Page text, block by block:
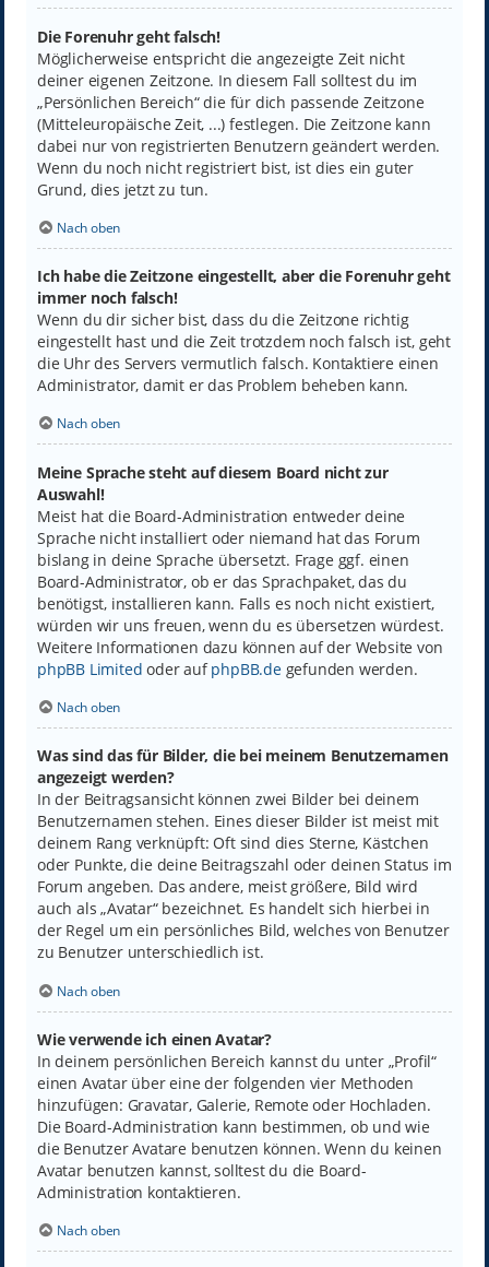
Die Forenuhr geht falsch!
Möglicherweise entspricht die angezeigte Zeit nicht
deiner eigenen Zeitzone. In diesem Fall solltest du im
„Persönlichen Bereich“ die für dich passende Zeitzone
(Mitteleuropäische Zeit, ...) festlegen. Die Zeitzone kann
dabei nur von registrierten Benutzern geändert werden.
Wenn du noch nicht registriert bist, ist dies ein guter
Grund, dies jetzt zu tun.
Nach oben
Ich habe die Zeitzone eingestellt, aber die Forenuhr geht
immer noch falsch!
Wenn du dir sicher bist, dass du die Zeitzone richtig
eingestellt hast und die Zeit trotzdem noch falsch ist, geht
die Uhr des Servers vermutlich falsch. Kontaktiere einen
Administrator, damit er das Problem beheben kann.
Nach oben
Meine Sprache steht auf diesem Board nicht zur
Auswahl!
Meist hat die Board-Administration entweder deine
Sprache nicht installiert oder niemand hat das Forum
bislang in deine Sprache übersetzt. Frage ggf. einen
Board-Administrator, ob er das Sprachpaket, das du
benötigst, installieren kann. Falls es noch nicht existiert,
würden wir uns freuen, wenn du es übersetzen würdest.
Weitere Informationen dazu können auf der Website von
phpBB Limited oder aufphpBB.degefunden werden.
Nach oben
Was sind das für Bilder, die bei meinem Benutzernamen
angezeigt werden?
In der Beitragsansicht können zwei Bilder bei deinem
Benutzernamen stehen. Eines dieser Bilder ist meist mit
deinem Rang verknüpft: Oft sind dies Sterne, Kästchen
oder Punkte, die deine Beitragszahl oder deinen Status im
Forum angeben. Das andere, meist größere, Bild wird
auch als „Avatar“ bezeichnet. Es handelt sich hierbei in
der Regel um ein persönliches Bild, welches von Benutzer
zu Benutzer unterschiedlich ist.
Nach oben
Wie verwende ich einen Avatar?
In deinem persönlichen Bereich kannst du unter „Profil“
einen Avatar über eine der folgenden vier Methoden
hinzufügen: Gravatar, Galerie, Remote oder Hochladen.
Die Board-Administration kann bestimmen, ob und wie
die Benutzer Avatare benutzen können. Wenn du keinen
Avatar benutzen kannst, solltest du die Board-
Administration kontaktieren.
Nach oben